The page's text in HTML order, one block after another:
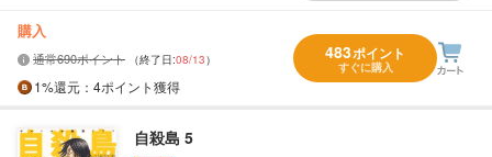
購入
通常690ポイント （終了日:08/13）
1%還元 ：4ポイント獲得
483ポイント
すぐに購入
自殺島 5